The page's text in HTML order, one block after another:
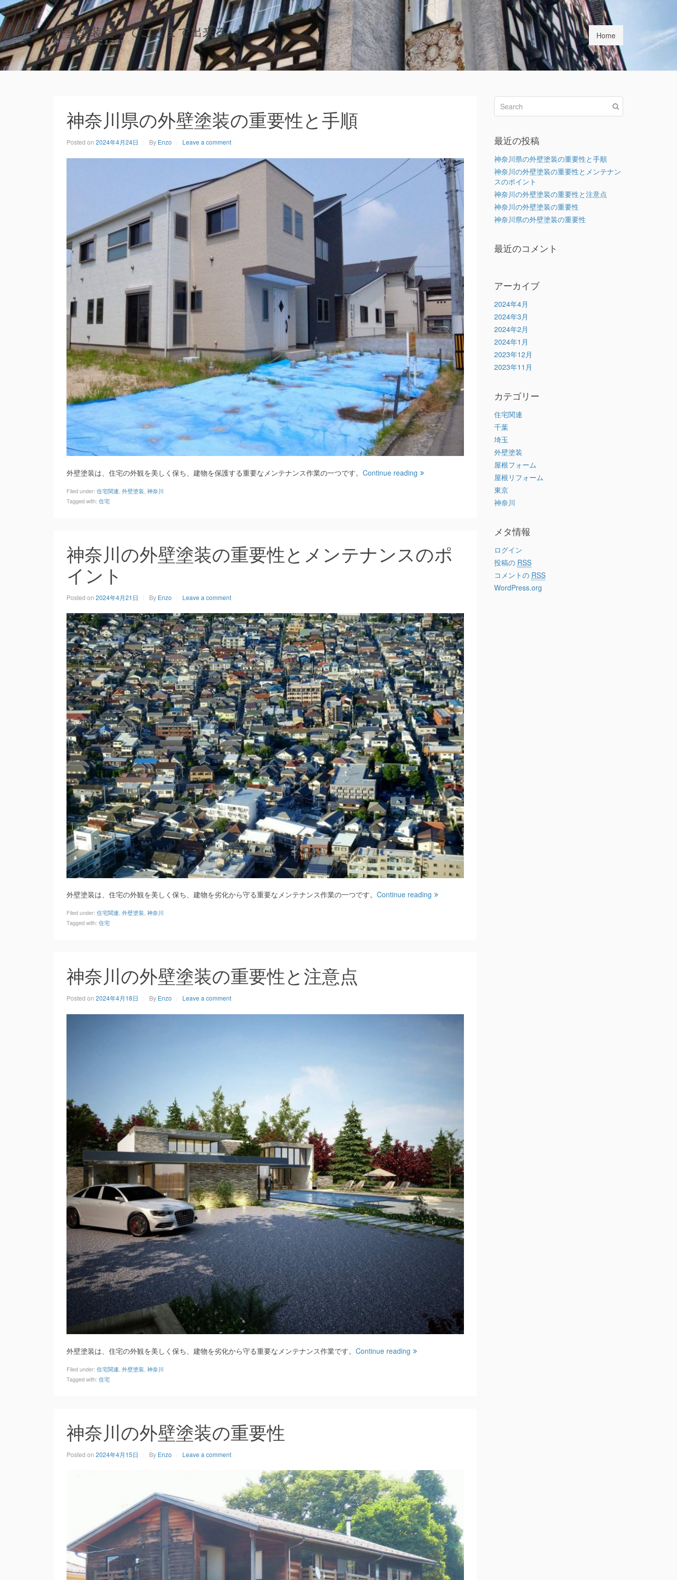
外壁塗装だってここまで出来る
外壁塗装だってここまで出来る
Home
神奈川県の外壁塗装の重要性と手順
Posted on 2024年4月24日 By Enzo Leave a comment
外壁塗装は、住宅の外観を美しく保ち、建物を保護する重要なメンテナンス作業の一つです。 Continue reading
Filed under: 住宅関連 外壁塗装 神奈川
Tagged with: 住宅
神奈川の外壁塗装の重要性とメンテナンスのポ
イント
Posted on 2024年4月21日 By Enzo Leave a comment
外壁塗装は、住宅の外観を美しく保ち、建物を劣化から守る重要なメンテナンス作業の一つです。 Continue reading
Filed under: 住宅関連 外壁塗装 神奈川
Tagged with: 住宅
神奈川の外壁塗装の重要性と注意点
Posted on 2024年4月18日 By Enzo Leave a comment
外壁塗装は、住宅の外観を美しく保ち、建物を劣化から守る重要なメンテナンス作業です。 Continue reading
Filed under: 住宅関連 外壁塗装 神奈川
Tagged with: 住宅
神奈川の外壁塗装の重要性
Posted on 2024年4月15日 By Enzo Leave a comment
最近の投稿
神奈川県の外壁塗装の重要性と手順
神奈川の外壁塗装の重要性とメンテナン
スのポイント
神奈川の外壁塗装の重要性と注意点
神奈川の外壁塗装の重要性
神奈川県の外壁塗装の重要性
最近のコメント
アーカイブ
2024年4月
2024年3月
2024年2月
2024年1月
2023年12月
2023年11月
カテゴリー
住宅関連
千葉
埼玉
外壁塗装
屋根フォーム
屋根リフォーム
東京
神奈川
メタ情報
ログイン
投稿の RSS
コメントの RSS
WordPress.org